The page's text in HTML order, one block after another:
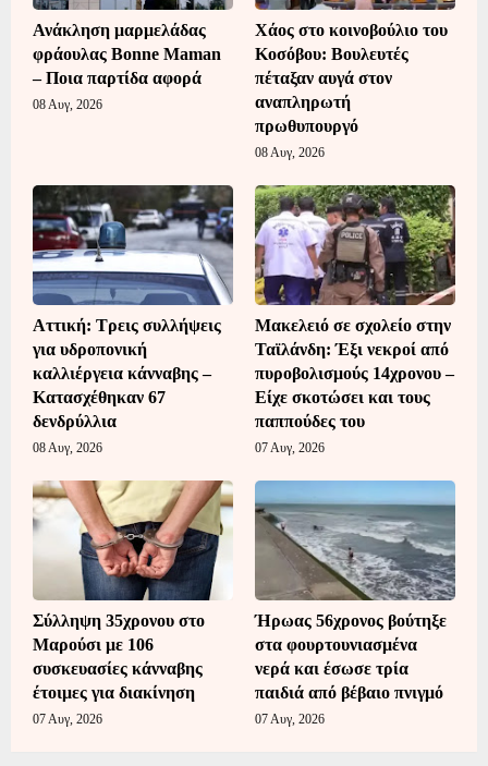
Ανάκληση μαρμελάδας
φράουλας Bonne Maman
– Ποια παρτίδα αφορά
08 Αυγ, 2026
Χάος στο κοινοβούλιο του
Κοσόβου: Βουλευτές
πέταξαν αυγά στον
αναπληρωτή
πρωθυπουργό
08 Αυγ, 2026
Αττική: Τρεις συλλήψεις
για υδροπονική
καλλιέργεια κάνναβης –
Κατασχέθηκαν 67
δενδρύλλια
08 Αυγ, 2026
Μακελειό σε σχολείο στην
Ταϊλάνδη: Έξι νεκροί από
πυροβολισμούς 14χρονου –
Είχε σκοτώσει και τους
παππούδες του
07 Αυγ, 2026
Σύλληψη 35χρονου στο
Μαρούσι με 106
συσκευασίες κάνναβης
έτοιμες για διακίνηση
07 Αυγ, 2026
Ήρωας 56χρονος βούτηξε
στα φουρτουνιασμένα
νερά και έσωσε τρία
παιδιά από βέβαιο πνιγμό
07 Αυγ, 2026